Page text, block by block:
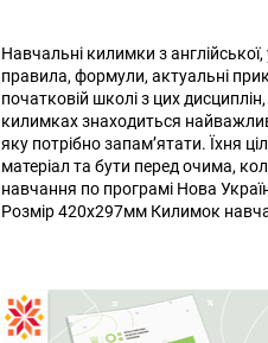
Навчальні килимки з
правила, формули, актуальні
початковій школі з цих
килимках знаходиться
яку потрібно запам’ятати. Їхня
матеріал та бути перед очима,
навчання по програмі Нова
Розмір 420х297мм Килимок